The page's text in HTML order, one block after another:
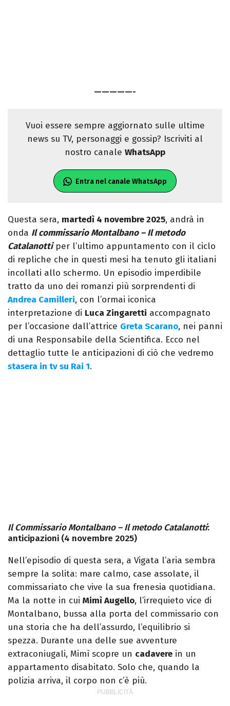
—————-
Vuoi essere sempre aggiornato sulle ultime
news su TV, personaggi e gossip? Iscriviti al
nostro canale WhatsApp
Entra nel canale WhatsApp
Questa sera, martedì 4 novembre 2025, andrà in
onda Il commissario Montalbano – Il metodo
Catalanottiper l’ultimo appuntamento con il ciclo
di repliche che in questi mesi ha tenuto gli italiani
incollati allo schermo. Un episodio imperdibile
tratto da uno dei romanzi più sorprendenti di
Andrea Camilleri, con l’ormai iconica
interpretazione di Luca Zingaretti accompagnato
per l’occasione dall’attrice Greta Scarano, nei panni
di una Responsabile della Scientifica. Ecco nel
dettaglio tutte le anticipazioni di ciò che vedremo
stasera in tv su Rai 1.
Il Commissario Montalbano – Il metodo Catalanotti:
anticipazioni (4 novembre 2025)
Nell’episodio di questa sera, a Vigata l’aria sembra
sempre la solita: mare calmo, case assolate, il
commissariato che vive la sua frenesia quotidiana.
Ma la notte in cui Mimì Augello, l’irrequieto vice di
Montalbano, bussa alla porta del commissario con
una storia che ha dell’assurdo, l’equilibrio si
spezza. Durante una delle sue avventure
extraconiugali, Mimì scopre un cadavere in un
appartamento disabitato. Solo che, quando la
polizia arriva, il corpo non c’è più.